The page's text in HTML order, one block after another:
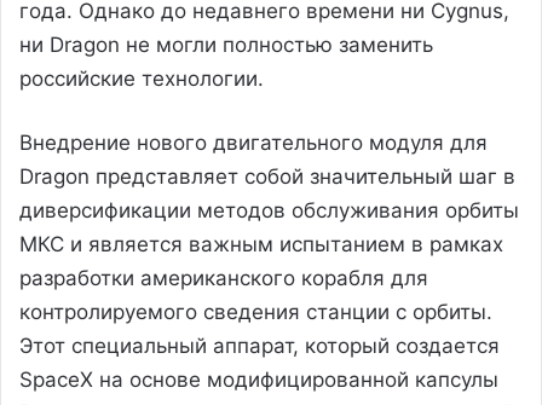
года. Однако до недавнего времени ни Cygnus,
ни Dragon не могли полностью заменить
российские технологии.
Внедрение нового двигательного модуля для
Dragon представляет собой значительный шаг в
диверсификации методов обслуживания орбиты
МКС и является важным испытанием в рамках
разработки американского корабля для
контролируемого сведения станции с орбиты.
Этот специальный аппарат, который создается
SpaceX на основе модифицированной капсулы